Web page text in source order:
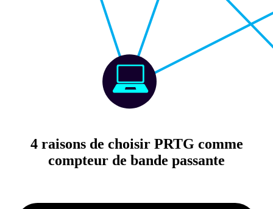
4 raisons de choisir PRTG comme
compteur de bande passante